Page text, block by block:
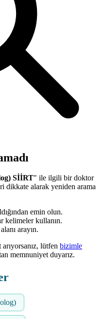
SİİRT" ile ilgili bir doktor
dikkate alarak yeniden arama
emin olun.
kelimeler kullanın.
arayın.
lütfen bizimle
memnuniyet duyarız.